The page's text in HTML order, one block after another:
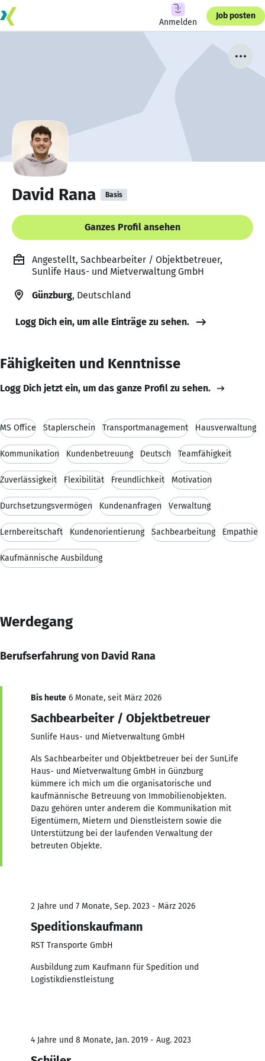
Anmelden
Job posten
David Rana Basis
Ganzes Profil ansehen
Angestellt, Sachbearbeiter / Objektbetreuer,
Sunlife Haus- und Mietverwaltung GmbH
Günzburg, Deutschland
Logg Dich ein, um alle Einträge zu sehen.
Fähigkeiten und Kenntnisse
Logg Dich jetzt ein, um das ganze Profil zu sehen.
MS Office Staplerschein Transportmanagement Hausverwaltung
Kommunikation Kundenbetreuung Deutsch Teamfähigkeit
Zuverlässigkeit Flexibilität Freundlichkeit Motivation
Durchsetzungsvermögen Kundenanfragen Verwaltung
Lernbereitschaft Kundenorientierung Sachbearbeitung Empathie
Kaufmännische Ausbildung
Werdegang
Berufserfahrung von David Rana
Bis heute 6 Monate, seit März 2026
Sachbearbeiter / Objektbetreuer
Sunlife Haus- und Mietverwaltung GmbH
Als Sachbearbeiter und Objektbetreuer bei der SunLife
Haus- und Mietverwaltung GmbH in Günzburg
kümmere ich mich um die organisatorische und
kaufmännische Betreuung von Immobilienobjekten.
Dazu gehören unter anderem die Kommunikation mit
Eigentümern, Mietern und Dienstleistern sowie die
Unterstützung bei der laufenden Verwaltung der
betreuten Objekte.
2 Jahre und 7 Monate, Sep. 2023 - März 2026
Speditionskaufmann
RST Transporte GmbH
Ausbildung zum Kaufmann für Spedition und
Logistikdienstleistung
4 Jahre und 8 Monate, Jan. 2019 - Aug. 2023